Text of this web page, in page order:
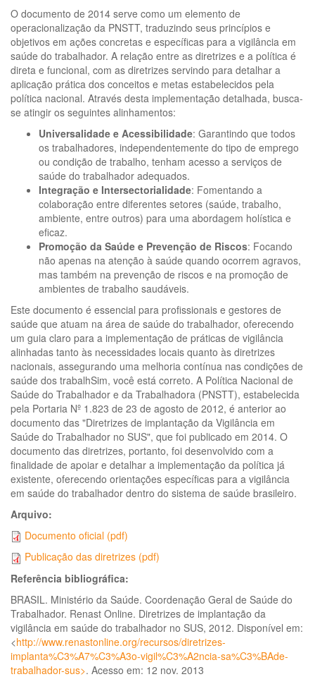
O documento de 2014 serve como um elemento de
operacionalização da PNSTT, traduzindo seus princípios e
objetivos em ações concretas e específicas para a vigilância em
saúde do trabalhador. A relação entre as diretrizes e a política é
direta e funcional, com as diretrizes servindo para detalhar a
aplicação prática dos conceitos e metas estabelecidos pela
política nacional. Através desta implementação detalhada, busca-
se atingir os seguintes alinhamentos:
Universalidade e Acessibilidade: Garantindo que todos
os trabalhadores, independentemente do tipo de emprego
ou condição de trabalho, tenham acesso a serviços de
saúde do trabalhador adequados.
Integração e Intersectorialidade: Fomentando a
colaboração entre diferentes setores (saúde, trabalho,
ambiente, entre outros) para uma abordagem holística e
eficaz.
Promoção da Saúde e Prevenção de Riscos: Focando
não apenas na atenção à saúde quando ocorrem agravos,
mas também na prevenção de riscos e na promoção de
ambientes de trabalho saudáveis.
Este documento é essencial para profissionais e gestores de
saúde que atuam na área de saúde do trabalhador, oferecendo
um guia claro para a implementação de práticas de vigilância
alinhadas tanto às necessidades locais quanto às diretrizes
nacionais, assegurando uma melhoria contínua nas condições de
saúde dos trabalhSim, você está correto. A Política Nacional de
Saúde do Trabalhador e da Trabalhadora (PNSTT), estabelecida
pela Portaria Nº 1.823 de 23 de agosto de 2012, é anterior ao
documento das "Diretrizes de implantação da Vigilância em
Saúde do Trabalhador no SUS", que foi publicado em 2014. O
documento das diretrizes, portanto, foi desenvolvido com a
finalidade de apoiar e detalhar a implementação da política já
existente, oferecendo orientações específicas para a vigilância
em saúde do trabalhador dentro do sistema de saúde brasileiro.
Arquivo:
Documento oficial (pdf)
Publicação das diretrizes (pdf)
Referência bibliográfica:
BRASIL. Ministério da Saúde. Coordenação Geral de Saúde do
Trabalhador. Renast Online. Diretrizes de implantação da
vigilância em saúde do trabalhador no SUS, 2012. Disponível em:
<http://www.renastonline.org/recursos/diretrizes-
implanta%C3%A7%C3%A3o-vigil%C3%A2ncia-sa%C3%BAde-
trabalhador-sus>. Acesso em: 12 nov. 2013